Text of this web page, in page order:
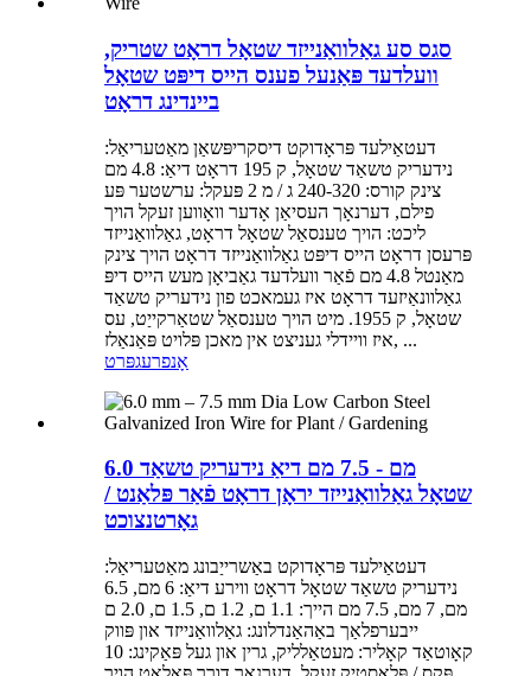
סגס סע גאַלוואַנייזד שטאָל דראָט שטריק,
וועלדעד פּאַנעל פענס הייס דיפּט שטאָל
ביינדינג דראָט
דעטאַילעד פּראָדוקט דיסקריפּשאַן מאַטעריאַל:
נידעריק טשאַד שטאָל, ק 195 דראָט דיאַ: 4.8 מם
צינק קורס: 240-320 ג / מ 2 פּעקל: ערשטער פּע
פילם, דערנאָך העסיאַן אָדער וואָווען זעקל הויך
ליכט: הויך טענסאַל שטאָל דראָט, גאַלוואַנייזד
פּרעסן דראָט הייס דיפּט גאַלוואַנייזד דראָט הויך צינק
מאַנטל 4.8 מם פֿאַר וועלדעד גאַביאָן מעש הייס דיפּ
גאַלוונאַיזעד דראָט איז געמאכט פון נידעריק טשאַד
שטאָל, ק 1955. מיט הויך טענסאַל שטאַרקייַט, עס
איז וויידלי געניצט אין מאכן פּלויט פּאַנאַלז, ...
אָנפרעגפּרט
6.0 מם - 7.5 מם דיאַ נידעריק טשאַד
שטאָל גאַלוואַנייזד יראָן דראָט פֿאַר פּלאַנט /
גאָרטנצוכט
דעטאַילעד פּראָדוקט באַשרייַבונג מאַטעריאַל:
נידעריק טשאַד שטאָל דראָט ווירע דיאַ: 6 מם, 6.5
מם, 7 מם, 7.5 מם הייך: 1.1 ם, 1.2 ם, 1.5 ם, 2.0 ם
ייבערפלאַך באַהאַנדלונג: גאַלוואַנייזד און פּווק
קאָוטאַד קאָליר: מעטאַלליק, גרין און געל פּאַקינג: 10